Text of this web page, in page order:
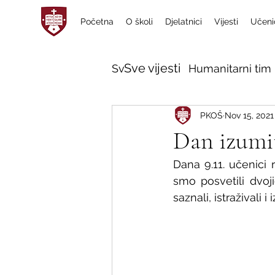
Početna O školi Djelatnici Vijesti
Sve vijesti Humanitarni tim
Dan
PKOŠ Nov 15, 2021
Dana 9.11.
smo posvetili
saznali, istraživali i
Sve vijesti